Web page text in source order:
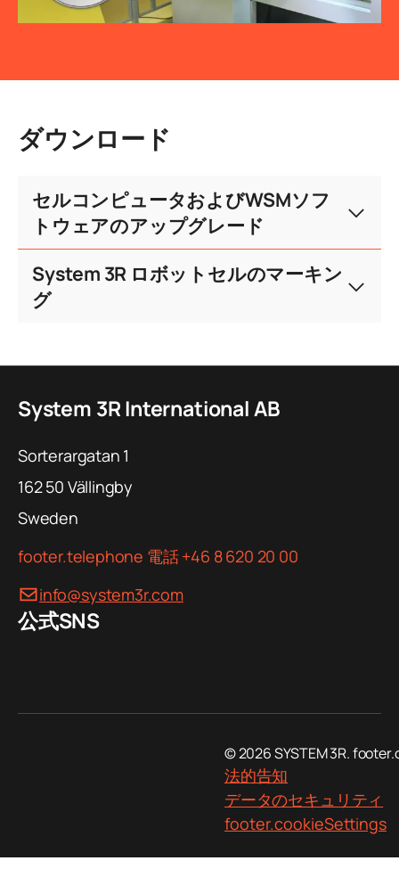
ダウンロード
セルコンピュータおよびWSMソフ
トウェアのアップグレード
Cell Computer & WSM Software
Upgrade
PDF
common.download
System 3R ロボットセルのマーキン
グ
CE Marking of Robot Cells
PDF
common.download
System 3R International AB
Sorterargatan 1
162 50 Vällingby
Sweden
footer.telephone 電話 +46 8 620 20 00
info@system3r.com
公式SNS
© 2026 SYSTEM 3R.
法的告知
データのセキュリティ
footer.cookieSettings